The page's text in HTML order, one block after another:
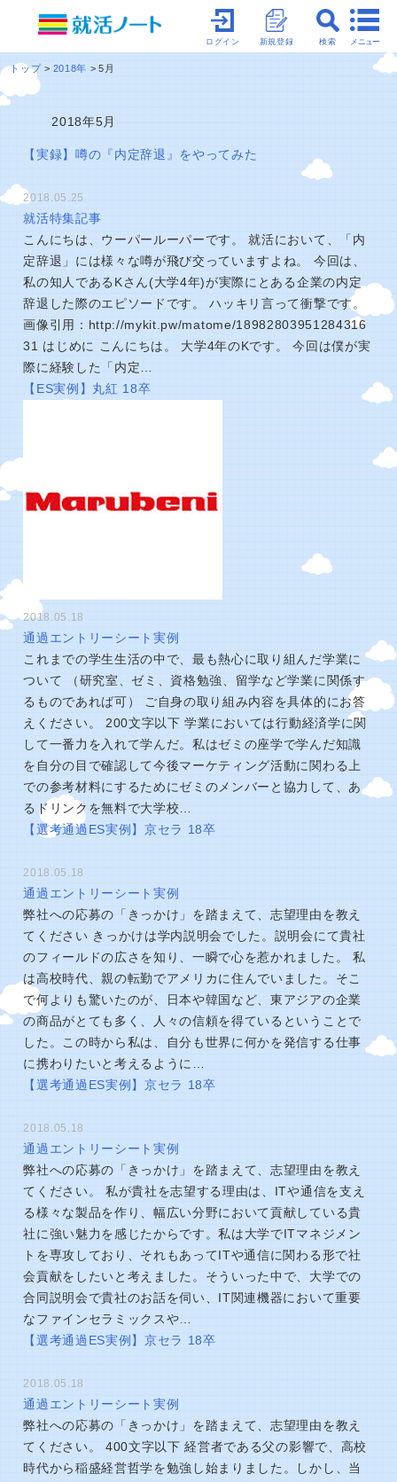
メニュー
検索
新規登録
ログイン
トップ 2018年 5月
2018年5月
【実録】噂の『内定辞退』をやってみた
2018.05.25
就活特集記事
こんにちは、ウーパールーパーです。 就活において、「内
定辞退」には様々な噂が飛び交っていますよね。 今回は、
私の知人であるKさん(大学4年)が実際にとある企業の内定
辞退した際のエピソードです。 ハッキリ言って衝撃です。
画像引用：http://mykit.pw/matome/18982803951284316
31 はじめに こんにちは。 大学4年のKです。 今回は僕が実
際に経験した「内定…
【ES実例】丸紅 18卒
2018.05.18
通過エントリーシート実例
これまでの学生生活の中で、最も熱心に取り組んだ学業に
ついて （研究室、ゼミ、資格勉強、留学など学業に関係す
るものであれば可） ご自身の取り組み内容を具体的にお答
えください。 200文字以下 学業においては行動経済学に関
して一番力を入れて学んだ。私はゼミの座学で学んだ知識
を自分の目で確認して今後マーケティング活動に関わる上
での参考材料にするためにゼミのメンバーと協力して、あ
るドリンクを無料で大学校…
【選考通過ES実例】京セラ 18卒
2018.05.18
通過エントリーシート実例
弊社への応募の「きっかけ」を踏まえて、志望理由を教え
てください きっかけは学内説明会でした。説明会にて貴社
のフィールドの広さを知り、一瞬で心を惹かれました。 私
は高校時代、親の転勤でアメリカに住んでいました。そこ
で何よりも驚いたのが、日本や韓国など、東アジアの企業
の商品がとても多く、人々の信頼を得ているということで
した。この時から私は、自分も世界に何かを発信する仕事
に携わりたいと考えるように…
【選考通過ES実例】京セラ 18卒
2018.05.18
通過エントリーシート実例
弊社への応募の「きっかけ」を踏まえて、志望理由を教え
てください。 私が貴社を志望する理由は、ITや通信を支え
る様々な製品を作り、幅広い分野において貢献している貴
社に強い魅力を感じたからです。私は大学でITマネジメン
トを専攻しており、それもあってITや通信に関わる形で社
会貢献をしたいと考えました。そういった中で、大学での
合同説明会で貴社のお話を伺い、IT関連機器において重要
なファインセラミックスや…
【選考通過ES実例】京セラ 18卒
2018.05.18
通過エントリーシート実例
弊社への応募の「きっかけ」を踏まえて、志望理由を教え
てください。 400文字以下 経営者である父の影響で、高校
時代から稲盛経営哲学を勉強し始まりました。しかし、当